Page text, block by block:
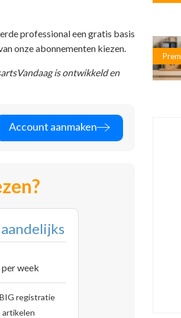
professional een gratis basis
onze abonnementen kiezen.
is ontwikkeld en
Account aanmaken
per week
registratie
artikelen